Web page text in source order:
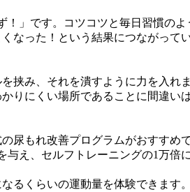
」です。コツコツと毎日習慣の
なった！という結果につながって
挟み、それを潰すように力を入れ
りにくい場所であることに間違い
尿もれ改善プログラムがおすすめで
与え、セルフトレーニングの1万倍
るくらいの運動量を体験できます